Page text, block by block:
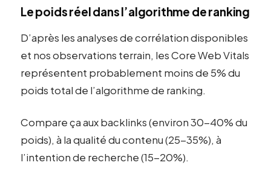
Le poids réel dans l’algorithme de ranking
D’après les analyses de corrélation disponibles
et nos observations terrain, les Core Web Vitals
représentent probablement moins de 5% du
poids total de l’algorithme de ranking.
Compare ça aux backlinks (environ 30-40% du
poids), à la qualité du contenu (25-35%), à
l’intention de recherche (15-20%).